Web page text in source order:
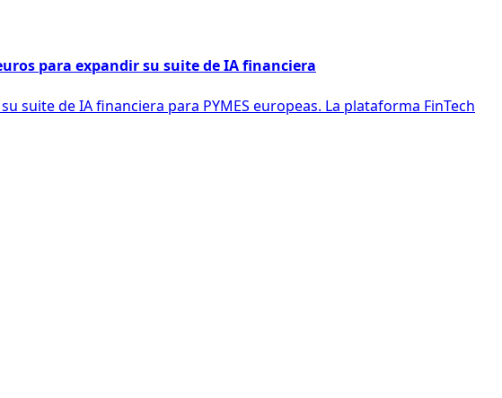
para expandir su suite de IA financiera
suite de IA financiera para PYMES europeas. La plataforma FinTech